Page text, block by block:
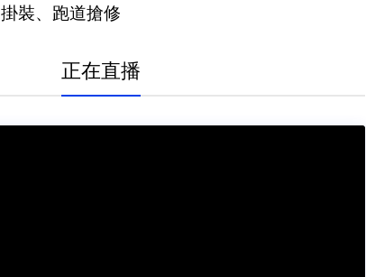
掛裝、跑道搶修
正在直播